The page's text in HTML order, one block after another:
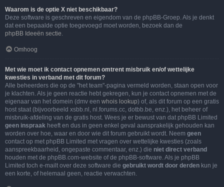
Waarom is de optie X niet beschikbaar?
Deze software is geschreven en eigendom van de phpBB-Groep. Als je denkt
dat een bepaalde optie toegevoegd moet worden, bezoek dan de
phpBB Ideeën sectie.
Omhoog
Met wie moet ik contact opnemen omtrent misbruik en/of wettelijke
kwesties in verband met dit forum?
Alle beheerders die op de "het team"-pagina vermeld worden, staan open voor
je klachten. Als je geen reactie hebt gekregen, kun je contact opnemen met de
eigenaar van het domein (dmv een whois lookup) of, als dit forum op een gratis
host staat (bijvoorbeeld xsbb.nl, nl.forums.cc, dotbb.be, enz.), het beheer of
misbruik-afdeling van de gratis host. Wees je er bewust van dat phpBB Limited
geen inspraak heeft en dus in geen enkel geval aansprakelijk gehouden kan
worden over hoe, waar en door wie dit forum gebruikt wordt. Neem geen
contact op met phpBB Limited met vragen over wettelijke kwesties (zoals
aanspreekbaarheid, ongepaste commentaar, enz.) die niet direct verband
houden met de phpBB.com-website of de phpBB-software. Als je phpBB
Limited toch e-mailt over deze software die gebruikt wordt door derden kun je
een korte, of helemaal geen, reactie verwachten.